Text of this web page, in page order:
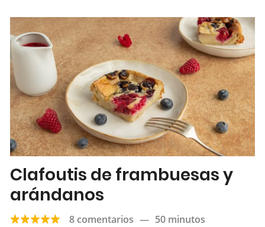
Clafoutis de frambuesas y
arándanos
8 comentarios — 50 minutos